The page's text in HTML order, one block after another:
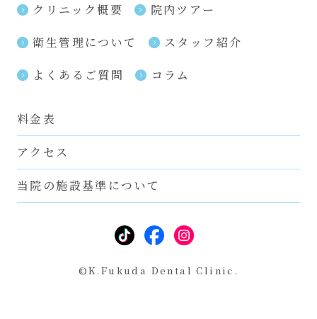
クリニック概要
院内ツアー
衛生管理について
スタッフ紹介
よくあるご質問
コラム
料金表
アクセス
当院の施設基準について
©K.Fukuda Dental Clinic.